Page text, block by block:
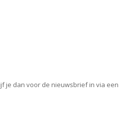
je dan voor de nieuwsbrief in via een